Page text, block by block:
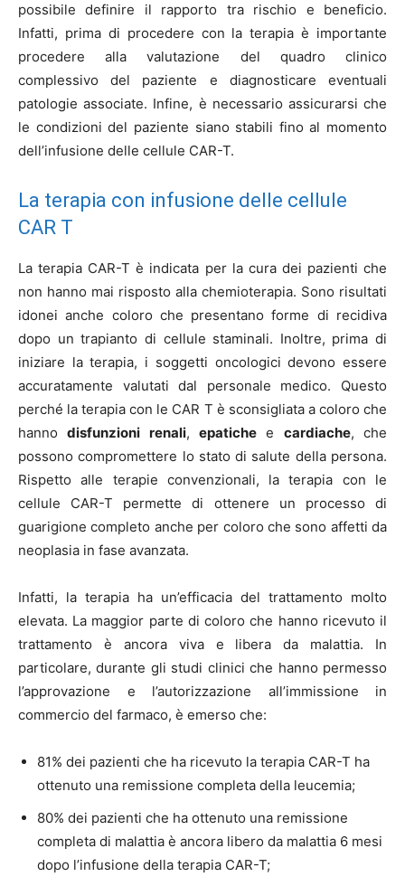
possibile definire il rapporto tra rischio e beneficio.
Infatti, prima di procedere con la terapia è importante
procedere alla valutazione del quadro clinico
complessivo del paziente e diagnosticare eventuali
patologie associate. Infine, è necessario assicurarsi che
le condizioni del paziente siano stabili fino al momento
dell’infusione delle cellule CAR-T.
La terapia con infusione delle cellule
CAR T
La terapia CAR-T è indicata per la cura dei pazienti che
non hanno mai risposto alla chemioterapia. Sono risultati
idonei anche coloro che presentano forme di recidiva
dopo un trapianto di cellule staminali. Inoltre, prima di
iniziare la terapia, i soggetti oncologici devono essere
accuratamente valutati dal personale medico. Questo
perché la terapia con le CAR T è sconsigliata a coloro che
hannodisfunzioni renali,epatiche e cardiache, che
possono compromettere lo stato di salute della persona.
Rispetto alle terapie convenzionali, la terapia con le
cellule CAR-T permette di ottenere un processo di
guarigione completo anche per coloro che sono affetti da
neoplasia in fase avanzata.
Infatti, la terapia ha un’efficacia del trattamento molto
elevata. La maggior parte di coloro che hanno ricevuto il
trattamento è ancora viva e libera da malattia. In
particolare, durante gli studi clinici che hanno permesso
l’approvazione e l’autorizzazione all’immissione in
commercio del farmaco, è emerso che:
81% dei pazienti che ha ricevuto la terapia CAR-T ha
ottenuto una remissione completa della leucemia;
80% dei pazienti che ha ottenuto una remissione
completa di malattia è ancora libero da malattia 6 mesi
dopo l’infusione della terapia CAR-T;